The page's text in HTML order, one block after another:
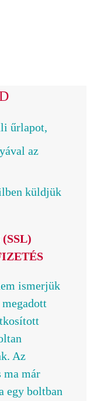
űrlapot,
az
küldjük
ismerjük
Az
ma már
egy boltban